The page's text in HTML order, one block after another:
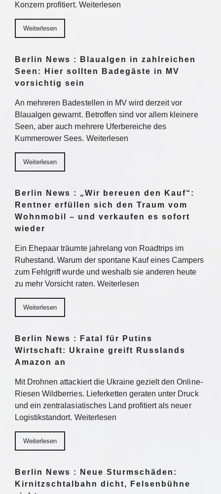
Konzern profitiert. Weiterlesen
Weiterlesen
Berlin News : Blaualgen in zahlreichen
Seen: Hier sollten Badegäste in MV
vorsichtig sein
An mehreren Badestellen in MV wird derzeit vor
Blaualgen gewarnt. Betroffen sind vor allem kleinere
Seen, aber auch mehrere Uferbereiche des
Kummerower Sees. Weiterlesen
Weiterlesen
Berlin News : „Wir bereuen den Kauf“:
Rentner erfüllen sich den Traum vom
Wohnmobil – und verkaufen es sofort
wieder
Ein Ehepaar träumte jahrelang von Roadtrips im
Ruhestand. Warum der spontane Kauf eines Campers
zum Fehlgriff wurde und weshalb sie anderen heute
zu mehr Vorsicht raten. Weiterlesen
Weiterlesen
Berlin News : Fatal für Putins
Wirtschaft: Ukraine greift Russlands
Amazon an
Mit Drohnen attackiert die Ukraine gezielt den Online-
Riesen Wildberries. Lieferketten geraten unter Druck
und ein zentralasiatisches Land profitiert als neuer
Logistikstandort. Weiterlesen
Weiterlesen
Berlin News : Neue Sturmschäden:
Kirnitzschtalbahn dicht, Felsenbühne